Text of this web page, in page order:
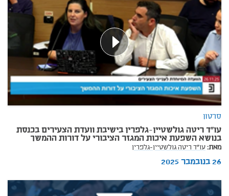
סרטון
עו"ד ריטה גולשטיין-גלפרין בישיבת וועדת הצעירים בכנסת
בנושא השפעת איכות המגזר הציבורי על דורות ההמשך
מאת:עו"ד ריטה גולשטיין-גלפרין
26 בנובמבר 2025